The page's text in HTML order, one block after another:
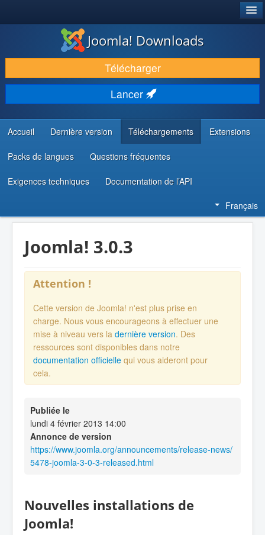
TÉLÉCHARGER & ÉTENDRE
DÉCOUVRIR & APPRENDRE
COMMUNAUTÉ & SUPPORT
RESSOURCES DÉVELOPPEURS
Joomla! Downloads
Télécharger
Lancer
Accueil Dernière version Téléchargements Extensions
Packs de langues Questions fréquentes
Exigences techniques Documentation de l’API
Français
Joomla! 3.0.3
Attention !
Cette version de Joomla! n'est plus prise en
charge. Nous vous encourageons à effectuer une
mise à niveau vers la dernière version. Des
ressources sont disponibles dans notre
documentation officielle qui vous aideront pour
cela.
Publiée le
lundi 4 février 2013 14:00
Annonce de version
https://www.joomla.org/announcements/release-news/
5478-joomla-3-0-3-released.html
Nouvelles installations de
Joomla!